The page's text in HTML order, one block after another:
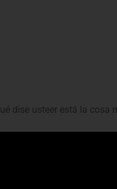
dise usteer está la cosa